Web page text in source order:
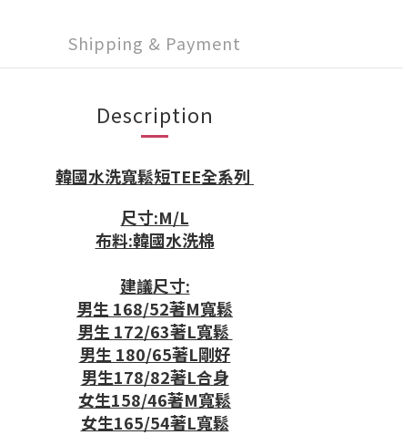
Shipping & Payment
Description
韓國水洗寬鬆短TEE全系列
尺寸:M/L
布料:韓國水洗棉
建議尺寸:
男生 168/52著M寬鬆
男生 172/63著L寬鬆
男生 180/65著L剛好
男生178/82著L合身
女生158/46著M寬鬆
女生165/54著L寬鬆